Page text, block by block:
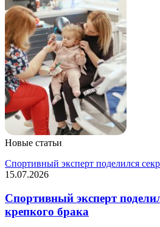
Новые статьи
Спортивный эксперт поделился
15.07.2026
Спортивный эксперт
крепкого брака